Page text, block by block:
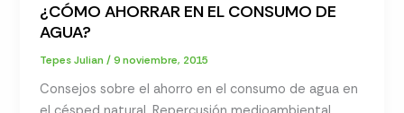
¿CÓMO AHORRAR EN EL CONSUMO DE
AGUA?
Tepes Julian/9 noviembre, 2015
Consejos sobre el ahorro en el consumo de agua en